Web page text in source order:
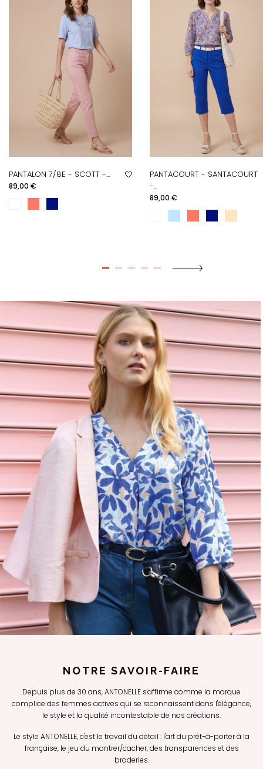
PANTALON 7/8E - SCOTT -...
Prix
89,00 €
PANTACOURT - SANTACOURT
-...
Prix
89,00 €
NOTRE SAVOIR-FAIRE
Depuis plus de 30 ans, ANTONELLE s'affirme comme la marque
complice des femmes actives qui se reconnaissent dans l'élégance,
le style et la qualité incontestable de nos créations.
Le style ANTONELLE, c'est le travail du détail : l'art du prêt-à-porter à la
française, le jeu du montrer/cacher, des transparences et des
broderies.